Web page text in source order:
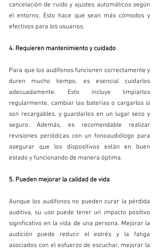
cancelación de ruido y ajustes automáticos según
el entorno. Esto hace que sean más cómodos y
efectivos para los usuarios.
4. Requieren mantenimiento y cuidado
Para que los audífonos funcionen correctamente y
duren mucho tiempo, es esencial cuidarlos
adecuadamente. Esto incluye limpiarlos
regularmente, cambiar las baterías o cargarlos si
son recargables, y guardarlos en un lugar seco y
seguro. Además, es recomendable realizar
revisiones periódicas con un fonoaudiólogo para
asegurar que los dispositivos están en buen
estado y funcionando de manera óptima.
5. Pueden mejorar la calidad de vida
Aunque los audífonos no pueden curar la pérdida
auditiva, su uso puede tener un impacto positivo
significativo en la vida de una persona. Mejorar la
audición puede reducir el estrés y la fatiga
asociados con el esfuerzo de escuchar, mejorar la